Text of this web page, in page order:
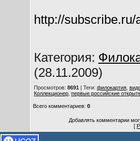
http://subscribe.ru/
Категория:
(28.11.2009)
Просмотров: 8691 | Теги: филокартия
Коллекционер первые российские
Всего комментариев: 0
Добавлять комментарии
[